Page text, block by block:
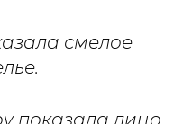
смелое
показала лицо